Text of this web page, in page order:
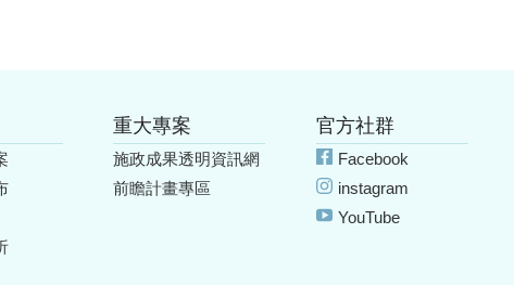
重大專案
施政成果透明資訊網
前瞻計畫專區
官方社群
Facebook
instagram
YouTube